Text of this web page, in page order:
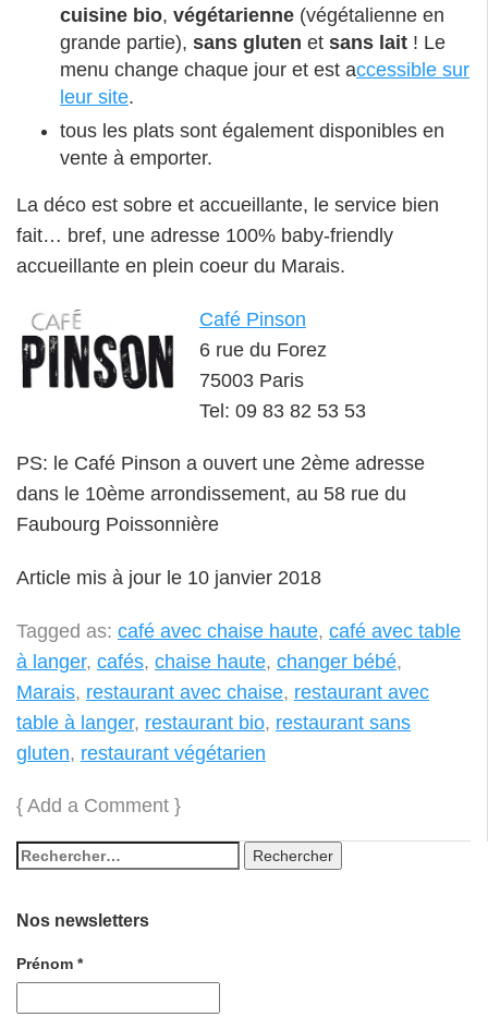
cuisine bio, végétarienne (végétalienne en
grande partie), sans gluten et sans lait ! Le
menu change chaque jour et est accessible sur
leur site.
tous les plats sont également disponibles en
vente à emporter.
La déco est sobre et accueillante, le service bien
fait… bref, une adresse 100% baby-friendly
accueillante en plein coeur du Marais.
Café Pinson
6 rue du Forez
75003 Paris
Tel: 09 83 82 53 53
PS: le Café Pinson a ouvert une 2ème adresse
dans le 10ème arrondissement, au 58 rue du
Faubourg Poissonnière
Article mis à jour le 10 janvier 2018
Tagged as: café avec chaise haute, café avec table
à langer, cafés, chaise haute, changer bébé,
Marais, restaurant avec chaise, restaurant avec
table à langer, restaurant bio, restaurant sans
gluten, restaurant végétarien
{ Add a Comment }
Nos newsletters
Prénom *